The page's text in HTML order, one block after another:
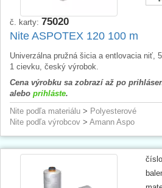
č. karty: 75020
Nite ASPOTEX 120 100 m
Univerzálna pružná šicia a entlovacia niť,
1 cievku, český výrobok.
Cena výrobku sa zobrazí až po
alebo prihláste.
Nite podľa materiálu > Polyesterové
Nite podľa výrobcov > Amann Aspo